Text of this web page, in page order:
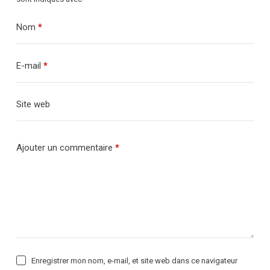
Nom *
E-mail *
Site web
Ajouter un commentaire *
Enregistrer mon nom, e-mail, et site web dans ce navigateur